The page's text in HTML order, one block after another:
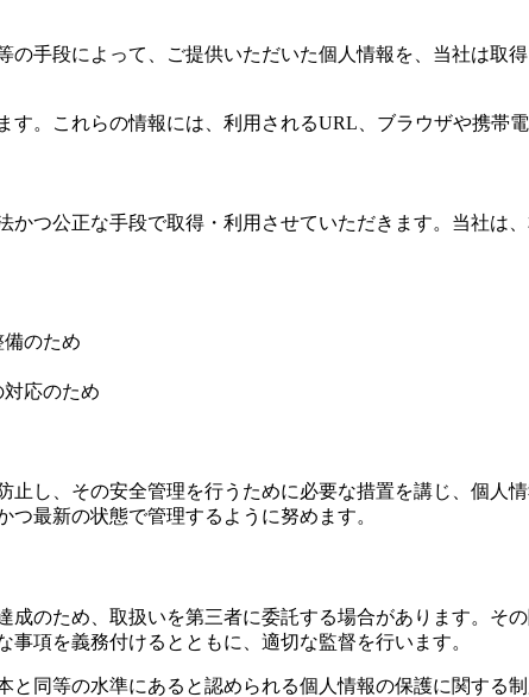
手段によって、ご提供いただいた個人情報を、当社は取得
。これらの情報には、利用されるURL、ブラウザや携帯
つ公正な手段で取得・利用させていただきます。当社は
のため
応のため
し、その安全管理を行うために必要な措置を講じ、個人
最新の状態で管理するように努めます。
のため、取扱いを第三者に委託する場合があります。そ
項を義務付けるとともに、適切な監督を行います。
同等の水準にあると認められる個人情報の保護に関する